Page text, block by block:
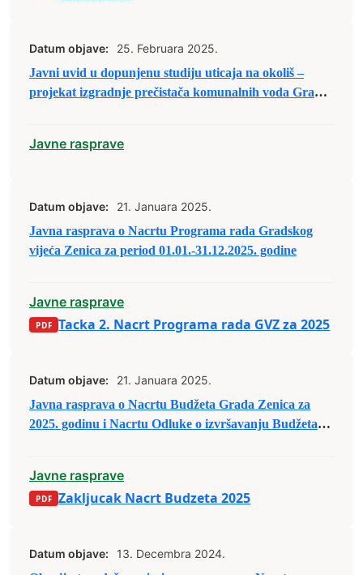
Datum objave:
25. Februara 2025.
Javni uvid u dopunjenu studiju uticaja na okoliš –
projekat izgradnje prečistača komunalnih voda Grada
Javne rasprave
Datum objave:
21. Januara 2025.
Javna rasprava o Nacrtu Programa rada Gradskog
vijeća Zenica za period 01.01.-31.12.2025. godine
Javne rasprave
Tacka 2. Nacrt Programa rada GVZ za 2025
Datum objave:
21. Januara 2025.
Javna rasprava o Nacrtu Budžeta Grada Zenica za
2025. godinu i Nacrtu Odluke o izvršavanju Budžeta
Javne rasprave
Zakljucak Nacrt Budzeta 2025
Datum objave:
13. Decembra 2024.